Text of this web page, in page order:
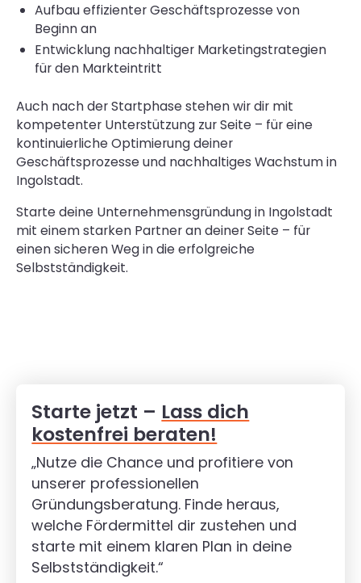
Aufbau effizienter Geschäftsprozesse von
Beginn an
Entwicklung nachhaltiger Marketingstrategien
für den Markteintritt
Auch nach der Startphase stehen wir dir mit
kompetenter Unterstützung zur Seite – für eine
kontinuierliche Optimierung deiner
Geschäftsprozesse und nachhaltiges Wachstum in
Ingolstadt.
Starte deine Unternehmensgründung in Ingolstadt
mit einem starken Partner an deiner Seite – für
einen sicheren Weg in die erfolgreiche
Selbstständigkeit.
Starte jetzt – Lass dich
kostenfrei beraten!
„Nutze die Chance und profitiere von
unserer professionellen
Gründungsberatung. Finde heraus,
welche Fördermittel dir zustehen und
starte mit einem klaren Plan in deine
Selbstständigkeit.“